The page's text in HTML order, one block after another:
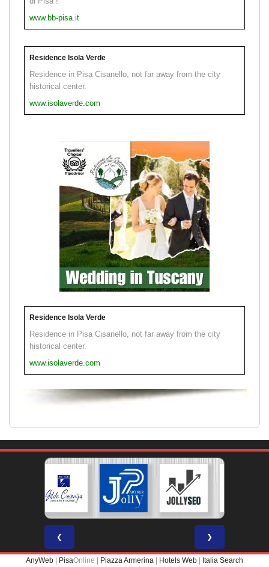
www.bb-pisa.it
Residence Isola Verde
Residence in Pisa Cisanello, not far away from the city
historical center.
www.isolaverde.com
Residence Isola Verde
Residence in Pisa Cisanello, not far away from the city
historical center.
www.isolaverde.com
❮ ❯
AnyWeb PisaOnline | Piazza Armerina Hotels Web Italia Search